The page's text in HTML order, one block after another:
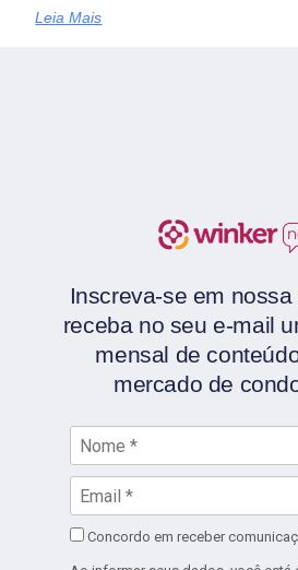
Leia Mais
Inscreva-se em
receba no seu e-mail
mensal de
mercado de
Concordo em receber